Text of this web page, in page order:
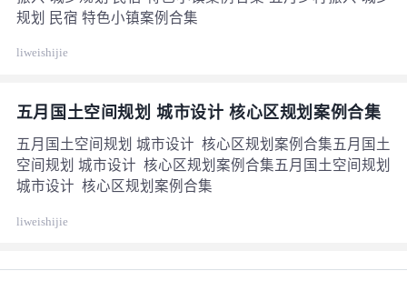
规划 民宿 特色小镇案例合集
liweishijie
五月国土空间规划 城市设计 核心区规划案例合集
五月国土空间规划 城市设计 核心区规划案例合集五月国土
空间规划 城市设计 核心区规划案例合集五月国土空间规划
城市设计 核心区规划案例合集
liweishijie